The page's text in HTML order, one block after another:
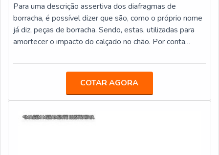
Para uma descrição assertiva dos diafragmas de
borracha, é possível dizer que são, como o próprio nome
já diz, peças de borracha. Sendo, estas, utilizadas para
amortecer o impacto do calçado no chão. Por conta
segmentos da indústria de calçados, e da industria
VANTAGENS OFERECIDAS PELO PRODUTODesta
maneira, também podendo, frequentemente, ser
encontrado pelo nome calço coxim, o produto tem com
COTAR AGORA